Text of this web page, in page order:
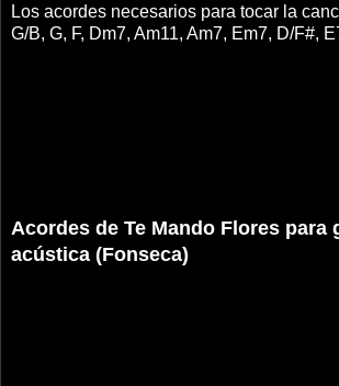
Los acordes necesarios para tocar la
G/B, G, F, Dm7, Am11, Am7, Em7, D/F#,
Acordes de Te Mando Flores para
acústica (Fonseca)